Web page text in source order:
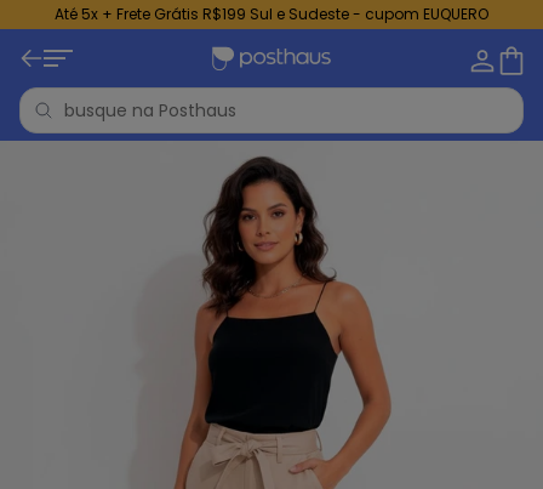
Até 5x + Frete Grátis R$199 Sul e Sudeste - cupom EUQUERO